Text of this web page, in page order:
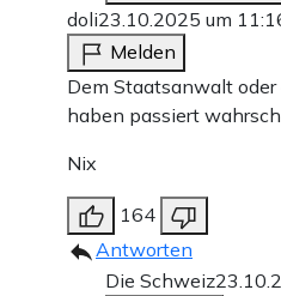
doli23.10.2025 um
Melden
Dem Staatsanwalt
haben passiert
Nix
164
Antworten
Die Schweiz